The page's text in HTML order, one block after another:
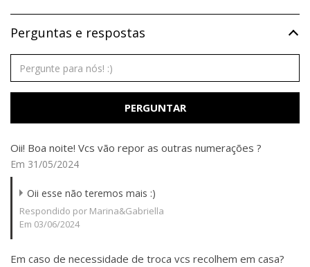
Perguntas e respostas
PERGUNTAR
Oii! Boa noite! Vcs vão repor as outras numerações ?
Em 31/05/2024
Oii esse não teremos mais :)
Respondido por Marina&Gabriella
Em 03/06/2024
Em caso de necessidade de troca vcs recolhem em casa?